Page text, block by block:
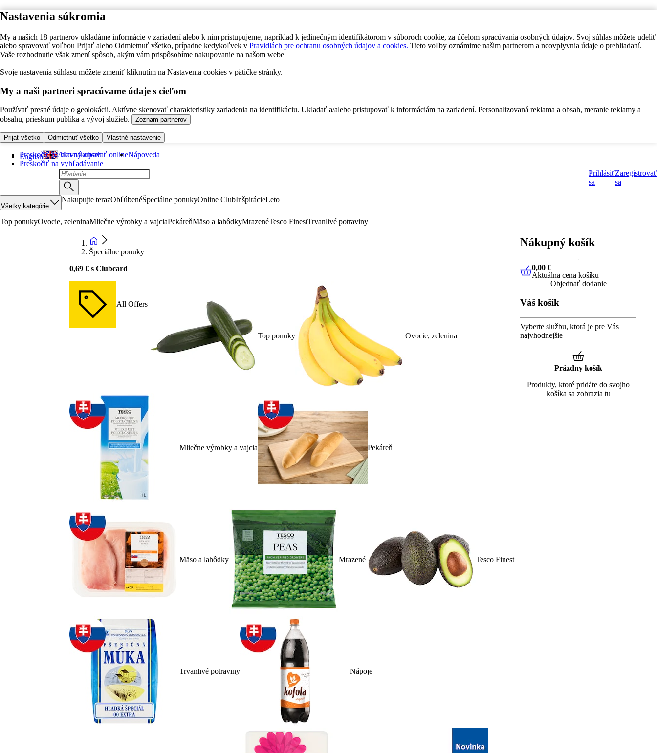
Nastavenia súkromia
My a našich 18 partnerov ukladáme informácie v zariadení alebo k nim pristupujeme, napríklad k jedinečným identifikátorom v súboroch cookie, za účelom spracúvania osobných údajov. Svoj súhlas môžete udeliť
alebo spravovať voľbou Prijať alebo Odmietnuť všetko, prípadne kedykoľvek v Pravidlách pre ochranu osobných údajov a cookies. Tieto voľby oznámime našim partnerom a neovplyvnia údaje o prehliadaní.
Vaše rozhodnutie však zmení spôsob, akým vám prispôsobíme nakupovanie na našom webe.
Svoje nastavenia súhlasu môžete zmeniť kliknutím na Nastavenia cookies v pätičke stránky.
My a naši partneri spracúvame údaje s cieľom
Používať presné údaje o geolokácii. Aktívne skenovať charakteristiky zariadenia na identifikáciu. Ukladať a/alebo pristupovať k informáciám na zariadení. Personalizovaná reklama a obsah, meranie reklamy a
obsahu, prieskum publika a vývoj služieb.
Zoznam partnerov
Prijať všetko Odmietnuť všetko Vlastné nastavenie
Preskočiť na hlavný obsah
Preskočiť na vyhľadávanie
English Ako nakupovať onlineNápoveda
Prihlásiť
sa
Zaregistrovať
sa
Všetky kategórie
Nakupujte terazObľúbenéŠpeciálne ponukyOnline ClubInšpirácieLeto
Top ponukyOvocie, zeleninaMliečne výrobky a vajciaPekáreňMäso a lahôdkyMrazenéTesco FinestTrvanlivé potraviny
Špeciálne ponuky
0,69 € s Clubcard
All Offers
Top ponuky Ovocie, zelenina
Mliečne výrobky a vajcia Pekáreň
Mäso a lahôdky Mrazené Tesco Finest
Trvanlivé potraviny Nápoje
Nákupný košík
0,00 €Aktuálna cena košíku
0,00 €
Aktuálna cena košíku
Objednať dodanie
Váš košík
Vyberte službu, ktorá je pre Vás
najvhodnejšie
Prázdny košík
Produkty, ktoré pridáte do svojho
košíka sa zobrazia tu